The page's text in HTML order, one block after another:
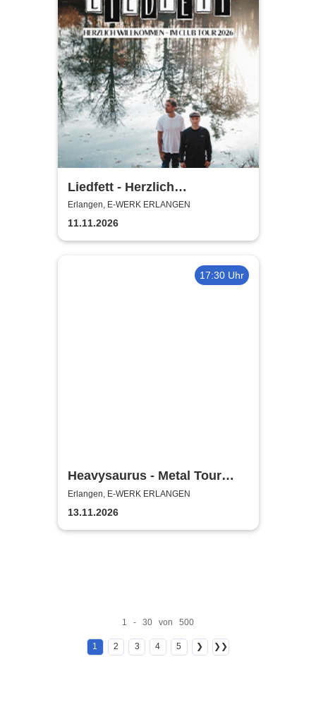
Liedfett - Herzlich
Willkommen - Im Club Tour
2026
Erlangen, E-WERK ERLANGEN
11.11.2026
17:30 Uhr
Heavysaurus - Metal Tour
2026/27
Erlangen, E-WERK ERLANGEN
13.11.2026
1 - 30 von 500
1 2 3 4 5 ❯ ❯❯